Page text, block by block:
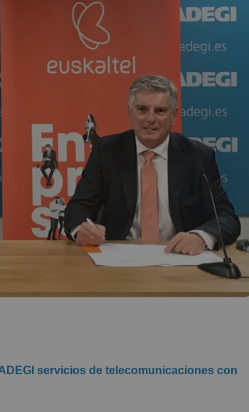
servicios de telecomunicaciones con